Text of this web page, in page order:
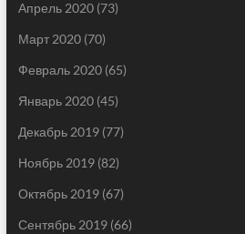
Апрель 2020(73)
Март 2020(70)
Февраль 2020(65)
Январь 2020(45)
Декабрь 2019(77)
Ноябрь 2019(82)
Октябрь 2019(67)
Сентябрь 2019(66)